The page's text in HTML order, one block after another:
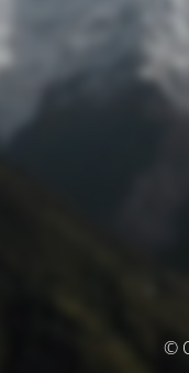
©